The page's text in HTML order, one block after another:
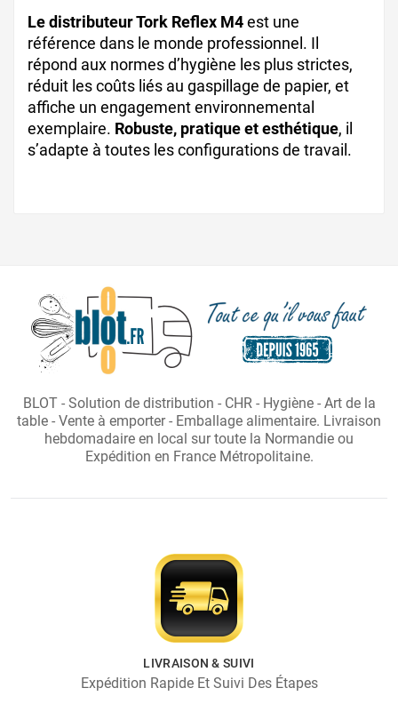
Le distributeur Tork Reflex M4est une
référence dans le monde professionnel. Il
répond aux normes d’hygiène les plus strictes,
réduit les coûts liés au gaspillage de papier, et
affiche un engagement environnemental
exemplaire. Robuste, pratique et esthétique, il
s’adapte à toutes les configurations de travail.
BLOT - Solution de distribution - CHR - Hygiène - Art de la
table - Vente à emporter - Emballage alimentaire. Livraison
hebdomadaire en local sur toute la Normandie ou
Expédition en France Métropolitaine.
LIVRAISON & SUIVI
Expédition Rapide Et Suivi Des Étapes